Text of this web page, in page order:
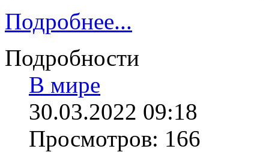
Подробнее...
Подробности
В мире
30.03.2022 09:18
Просмотров: 166